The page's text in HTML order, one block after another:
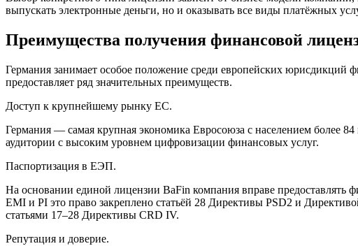
выпускать электронные деньги, но и оказывать все виды платёжных
Преимущества получения финансовой
Германия занимает особое положение среди европейских юрисдикций
предоставляет ряд значительных преимуществ.
Доступ к крупнейшему рынку ЕС.
Германия — самая крупная экономика Евросоюза с населением более
аудитории с высоким уровнем цифровизации финансовых услуг.
Паспортизация в ЕЭП.
На основании единой лицензии BaFin компания вправе предоставлять
EMI и PI это право закреплено статьёй 28 Директивы PSD2 и
статьями 17–28 Директивы CRD IV.
Репутация и доверие.